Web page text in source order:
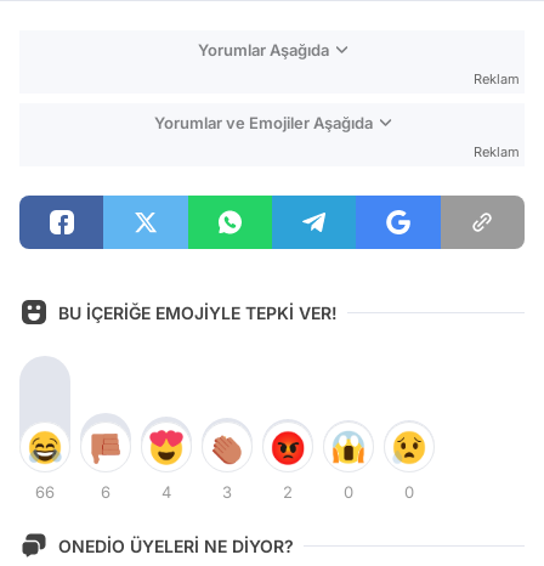
Yorumlar Aşağıda
Reklam
Yorumlar ve Emojiler Aşağıda
Reklam
BU İÇERİĞE EMOJİYLE TEPKİ VER!
66 6 4 3 2 0 0
ONEDİO ÜYELERİ NE DİYOR?